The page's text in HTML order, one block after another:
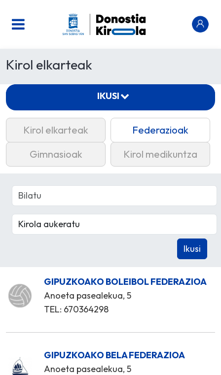
Kirol elkarteak
Kirol elkarteak
Federazioak
Gimnasioak
Kirol medikuntza
GIPUZKOAKO BOLEIBOL FEDERAZIOA
Anoeta pasealekua, 5
TEL: 670364298
GIPUZKOAKO BELA FEDERAZIOA
Anoeta pasealekua, 5
IKUSI